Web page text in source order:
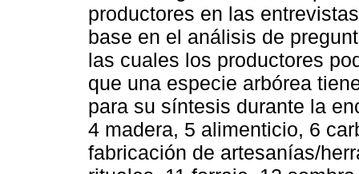
productores en las
base en el análisis de
las cuales los productores
que una especie arbórea
para su síntesis durante la
4 madera, 5 alimenticio, 6
fabricación de artesanías/